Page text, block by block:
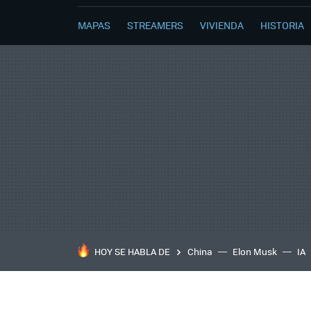
MAPAS STREAMERS VIVIENDA HISTORIA
HOY SE HABLA DE China Elon Musk IA